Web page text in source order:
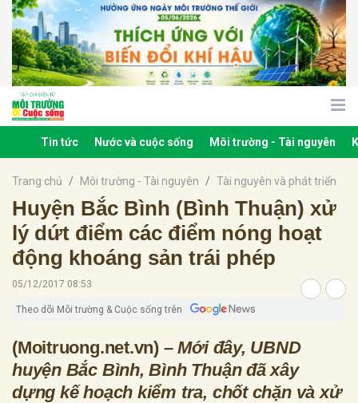
Tin tức Nước và cuộc sống Môi trường - Tài nguyên
Trang chủ Môi trường - Tài nguyên Tài nguyên và phát triển
Huyện Bắc Bình (Bình Thuận) xử
lý dứt điểm các điểm nóng hoạt
động khoáng sản trái phép
05/12/2017 08:53
Theo dõi Môi trường & Cuộc sống trên
(Moitruong.net.vn) –Mới đây, UBND
huyện Bắc Bình, Bình Thuận đã xây
dựng kế hoạch kiểm tra, chốt chặn và xử
luận
Hủy